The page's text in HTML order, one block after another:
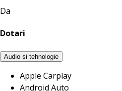
Da
Dotari
Audio si tehnologie
Apple Carplay
Android Auto